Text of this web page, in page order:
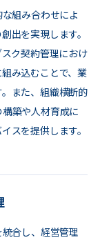
組み合わせによ
出を実現します。
ク契約管理におけ
み込むことで、業
また、組織横断的
築や人材育成に
スを提供します。
合し、経営管理